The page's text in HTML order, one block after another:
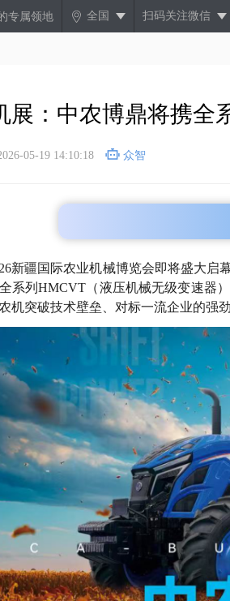
专属领地 全国 扫码关注微信
展：中农博鼎将携全
05-19 14:10:18 众智
新疆国际农业机械博览会即将盛大
系列HMCVT（液压机械无级变速器
机突破技术壁垒、对标一流企业的强劲